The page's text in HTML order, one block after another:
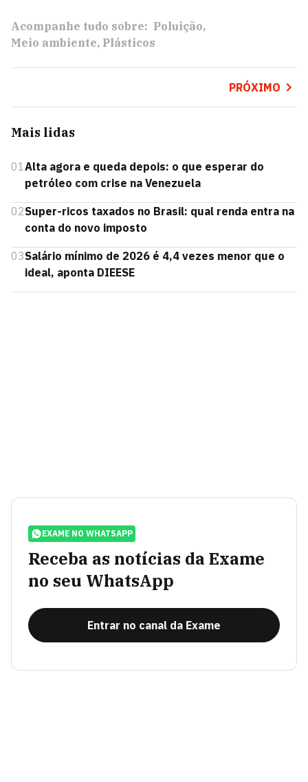
Acompanhe tudo sobre: Poluição
Meio ambiente Plásticos
PRÓXIMO
Mais lidas
01Alta agora e queda depois: o que esperar do
petróleo com crise na Venezuela
02Super-ricos taxados no Brasil: qual renda entra na
conta do novo imposto
03Salário mínimo de 2026 é 4,4 vezes menor que o
ideal, aponta DIEESE
EXAME NO WHATSAPP
Receba as notícias da Exame
no seu WhatsApp
Entrar no canal da Exame